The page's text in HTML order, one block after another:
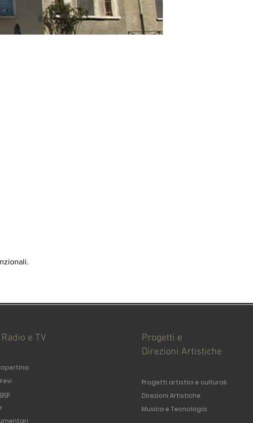
e TV
Progetti e
Direzioni Artistiche
Progetti artistici e culturali
Direzioni Artistiche
Musica e Tecnologia